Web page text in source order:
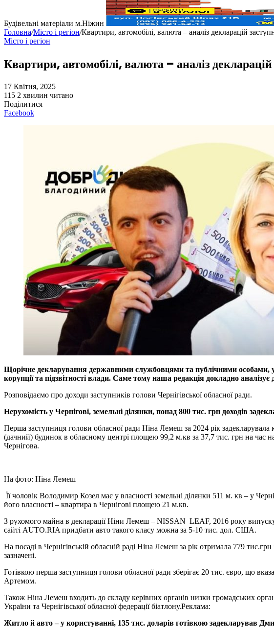
Будівельні матеріали м.Ніжин
Головна/Місто і регіон/Квартири, автомобілі, валюта – аналіз декларацій
Місто і регіон
Квартири, автомобілі, валюта – аналіз
17 Квітня, 2025
115 2 хвилин читано
Поділитися
Facebook
Щорічне декларування державними службовцями та публічними особами,
корупції та підзвітності влади. Саме тому наша редакція докладно
Розповідаємо про доходи заступників голови Чернігівської обласної ради.
Нерухомість у Чернігові, земельні ділянки, понад 800 тис. грн доходів
Перша заступниця голови обласної ради Ніна Лемеш за 2024 рік
(дачний) будинок в обласному центрі площею 99,2 м.кв за 37,7 тис. грн на час
Чернігова.
На фото: Ніна Лемеш
Її чоловік Володимир Козел має у власності земельні ділянки 511 м. кв – у
його власності – квартира в Чернігові площею 21 м.кв.
З рухомого майна в декларації Ніни Лемеш – NISSAN LEAF, 2016 року випуску
сайті AUTO.RIA придбати авто такого класу можна за 5-10 тис. дол. США.
На посаді в Чернігівській обласній раді Ніна Лемеш за рік отримала 779
зазначені.
Готівкою перша заступниця голови обласної ради зберігає 20 тис. євро, що
Артемом.
Також Ніна Лемеш входить до складу керівних органів низки громадських
України та Чернігівської обласної федерації біатлону.Реклама:
Житло й авто – у користуванні, 135 тис. доларів готівкою задекларував